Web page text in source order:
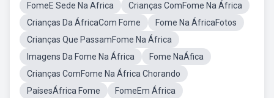
FomeE Sede Na Africa
Crianças ComFome Na África
Crianças Da ÁfricaCom Fome
Fome Na ÁfricaFotos
Crianças Que PassamFome Na África
Imagens Da Fome Na África
Fome NaÁfica
Crianças ComFome Na África Chorando
PaísesÁfrica Fome
FomeEm África